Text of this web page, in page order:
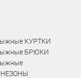
КУРТКИ
БРЮКИ